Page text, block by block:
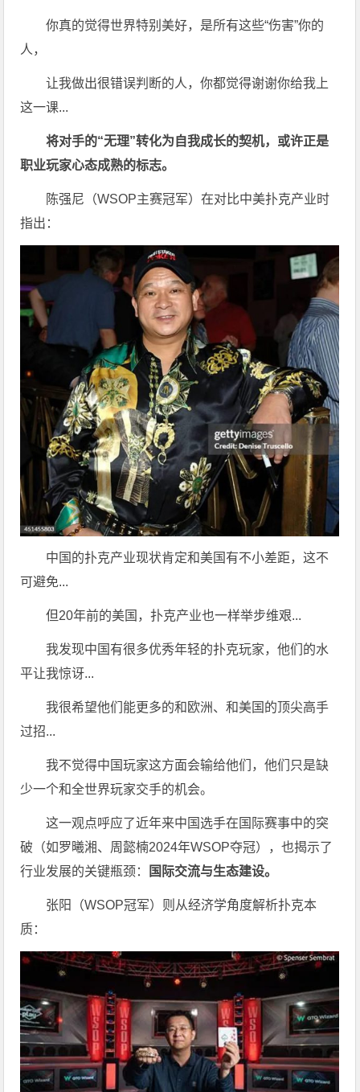
你真的觉得世界特别美好，是所有这些“伤害”你的
人，
让我做出很错误判断的人，你都觉得谢谢你给我上
这一课...
将对手的“无理”转化为自我成长的契机，或许正是
职业玩家心态成熟的标志。
陈强尼（WSOP主赛冠军）在对比中美扑克产业时
指出：
中国的扑克产业现状肯定和美国有不小差距，这不
可避免...
但20年前的美国，扑克产业也一样举步维艰...
我发现中国有很多优秀年轻的扑克玩家，他们的水
平让我惊讶...
我很希望他们能更多的和欧洲、和美国的顶尖高手
过招...
我不觉得中国玩家这方面会输给他们，他们只是缺
少一个和全世界玩家交手的机会。
这一观点呼应了近年来中国选手在国际赛事中的突
破（如罗曦湘、周懿楠2024年WSOP夺冠），也揭示了
行业发展的关键瓶颈：
国际交流与生态建设。
张阳（WSOP冠军）则从经济学角度解析扑克本
质：